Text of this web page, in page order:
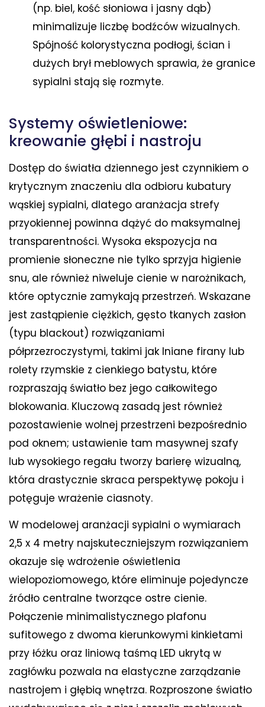
(np. biel, kość słoniowa i jasny dąb)
minimalizuje liczbę bodźców wizualnych.
Spójność kolorystyczna podłogi, ścian i
dużych brył meblowych sprawia, że granice
sypialni stają się rozmyte.
Systemy oświetleniowe:
kreowanie głębi i nastroju
Dostęp do światła dziennego jest czynnikiem o
krytycznym znaczeniu dla odbioru kubatury
wąskiej sypialni, dlatego aranżacja strefy
przyokiennej powinna dążyć do maksymalnej
transparentności. Wysoka ekspozycja na
promienie słoneczne nie tylko sprzyja higienie
snu, ale również niweluje cienie w narożnikach,
które optycznie zamykają przestrzeń. Wskazane
jest zastąpienie ciężkich, gęsto tkanych zasłon
(typu blackout) rozwiązaniami
półprzezroczystymi, takimi jak lniane firany lub
rolety rzymskie z cienkiego batystu, które
rozpraszają światło bez jego całkowitego
blokowania. Kluczową zasadą jest również
pozostawienie wolnej przestrzeni bezpośrednio
pod oknem; ustawienie tam masywnej szafy
lub wysokiego regału tworzy barierę wizualną,
która drastycznie skraca perspektywę pokoju i
potęguje wrażenie ciasnoty.
W modelowej aranżacji sypialni o wymiarach
2,5 x 4 metry najskuteczniejszym rozwiązaniem
okazuje się wdrożenie oświetlenia
wielopoziomowego, które eliminuje pojedyncze
źródło centralne tworzące ostre cienie.
Połączenie minimalistycznego plafonu
sufitowego z dwoma kierunkowymi kinkietami
przy łóżku oraz liniową taśmą LED ukrytą w
zagłówku pozwala na elastyczne zarządzanie
nastrojem i głębią wnętrza. Rozproszone światło